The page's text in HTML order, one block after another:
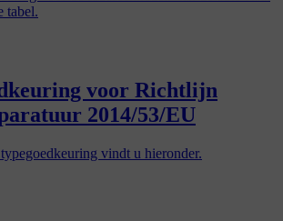
tabel.
voor Richtlijn
2014/53/EU
vindt u hieronder.